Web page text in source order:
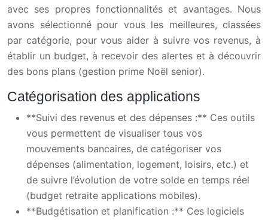
avec ses propres fonctionnalités et avantages. Nous
avons sélectionné pour vous les meilleures, classées
par catégorie, pour vous aider à suivre vos revenus, à
établir un budget, à recevoir des alertes et à découvrir
des bons plans (gestion prime Noël senior).
Catégorisation des applications
**Suivi des revenus et des dépenses :** Ces outils
vous permettent de visualiser tous vos
mouvements bancaires, de catégoriser vos
dépenses (alimentation, logement, loisirs, etc.) et
de suivre l’évolution de votre solde en temps réel
(budget retraite applications mobiles).
**Budgétisation et planification :** Ces logiciels